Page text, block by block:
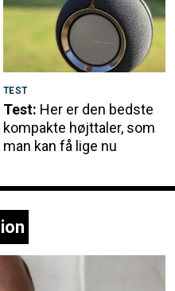
TEST
Test: Her er den bedste
kompakte højttaler, som
man kan få lige nu